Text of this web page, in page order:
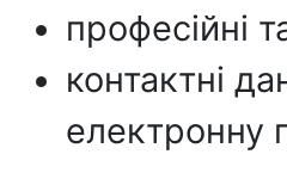
професійні
контактні
електронну